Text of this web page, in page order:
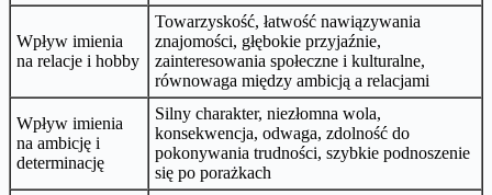
Wpływ imienia
na relacje i hobby
Towarzyskość, łatwość nawiązywania
znajomości, głębokie przyjaźnie,
zainteresowania społeczne i kulturalne,
równowaga między ambicją a relacjami
Wpływ imienia
na ambicję i
determinację
Silny charakter, niezłomna wola,
konsekwencja, odwaga, zdolność do
pokonywania trudności, szybkie podnoszenie
się po porażkach